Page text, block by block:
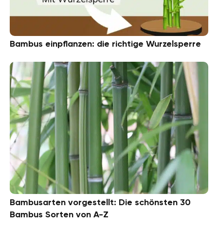
Bambus einpflanzen: die richtige Wurzelsperre
Bambusarten vorgestellt: Die schönsten 30
Bambus Sorten von A-Z